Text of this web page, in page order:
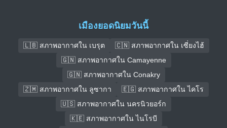
เมืองยอดนิยมวันนี้
🇱🇧 สภาพอากาศใน เบรุต
🇨🇳 สภาพอากาศใน เซี่ยงไฮ้
🇬🇳 สภาพอากาศใน Camayenne
🇬🇳 สภาพอากาศใน Conakry
🇿🇲 สภาพอากาศใน ลูซากา
🇪🇬 สภาพอากาศใน ไคโร
🇺🇸 สภาพอากาศใน นครนิวยอร์ก
🇰🇪 สภาพอากาศใน ไนโรบี